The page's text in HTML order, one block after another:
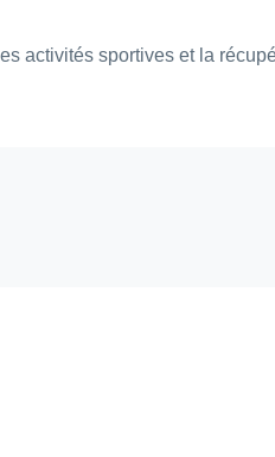
activités sportives et la